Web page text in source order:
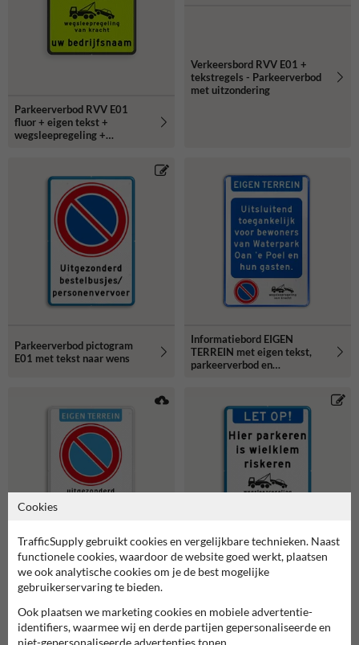
Parkeerverbod RVV E01
fluor + eigen tekst +
wegsleepregeling +
Verkeersbord RVV E01 +
tekstregels - Parkeerverbod
met uitzondering
Parkeerverbod pictogram
E01 met tekst naar wens
Informatiebord EIGEN
TERREIN met eigen tekst,
parkeerverbod en
Parkeerverbodsbord met
pictogram en tekst in
huisstijl
Informatiebord LET OP met
tekst en pictogram Hier
riskeren
Cookies
TrafficSupply gebruikt cookies en vergelijkbare technieken. Naast
functionele cookies, waardoor de website goed werkt, plaatsen
we ook analytische cookies om je de best mogelijke
gebruikerservaring te bieden.
Ook plaatsen we marketing cookies en mobiele advertentie-
identifiers, waarmee wij en derde partijen gepersonaliseerde en
niet-gepersonaliseerde advertenties tonen